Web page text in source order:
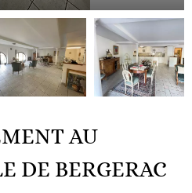
AU
DE BERGERAC